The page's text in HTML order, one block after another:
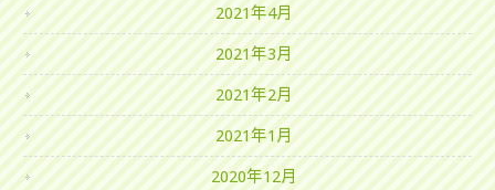
2021年4月
2021年3月
2021年2月
2021年1月
2020年12月